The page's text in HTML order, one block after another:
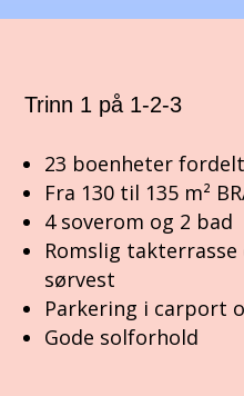
Trinn 1 på 1-2-3
23 boenheter
Fra 130 til 135 m²
4 soverom og 2 bad
Romslig
sørvest
Parkering i carport
Gode solforhold